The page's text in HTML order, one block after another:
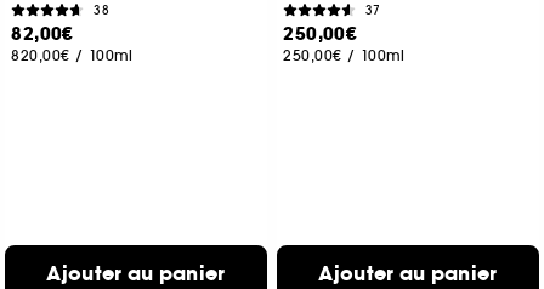
38
82,00€
820,00€ / 100ml
Ajouter au panier
37
250,00€
250,00€ / 100ml
Ajouter au panier